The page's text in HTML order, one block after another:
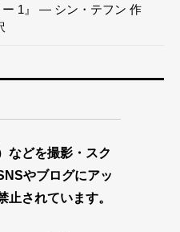
ー 1』 — シン・テフン 作
などを撮影・スク
やブログにアッ
止されています。